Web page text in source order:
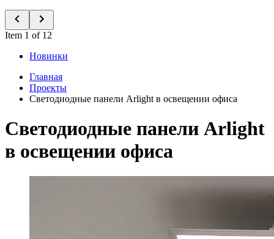
Item 1 of 12
Новинки
Главная
Проекты
Светодиодные панели Arlight в освещении офиса
Светодиодные панели Arlight
в освещении офиса